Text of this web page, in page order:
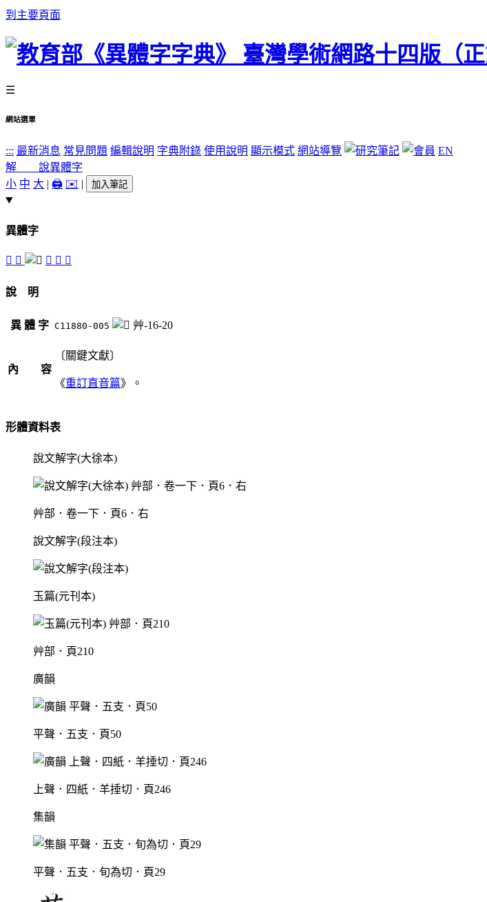
到主要頁面
☰
網站選單
::: 最新消息 常見問題 編輯說明 字典附錄 使用說明 顯示模式 網站導覽
EN
解 說異體字
小 中 大 | 🖨️ ✉️ | 加入筆記
異體字
𦳉 𧁼 𧃚 𧄙 𧅢
說 明
異 體 字 C11880-005 艸-16-20
內 容
〔關鍵文獻〕
《重訂直音篇》。
形體資料表
說文解字(大徐本)
艸部．卷一下．頁6．右
說文解字(段注本)
玉篇(元刊本)
艸部．頁210
廣韻
平聲．五支．頁50
上聲．四紙．羊捶切．頁246
集韻
平聲．五支．旬為切．頁29